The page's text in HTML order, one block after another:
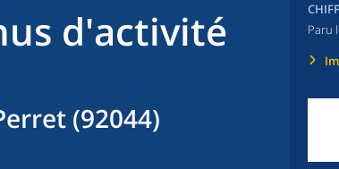
d'activité
(92044)
Paru